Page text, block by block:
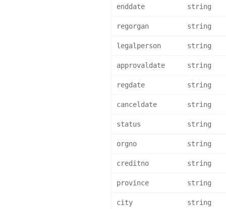
enddate string
regorgan string
legalperson string
approvaldate string
regdate string
canceldate string
status string
orgno string
creditno string
province string
city string